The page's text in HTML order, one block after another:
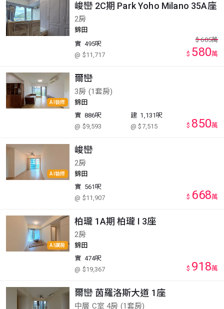
峻巒 2C期 Park Yoho Milano 35A座
2房
錦田
實 495呎
@ $11,717
$ 605萬
$ 580萬
AI裝修
爾巒
3房 (1套房)
錦田
實 886呎
@ $9,593
建 1,131呎
@ $7,515
$ 850萬
AI裝修
峻巒
2房
錦田
實 561呎
@ $11,907
$ 668萬
AI講房
柏瓏 1A期 柏瓏 I 3座
2房
錦田
實 474呎
@ $19,367
$ 918萬
爾巒 茵羅洛斯大道 1座
中層 C室 4房 (1套房)